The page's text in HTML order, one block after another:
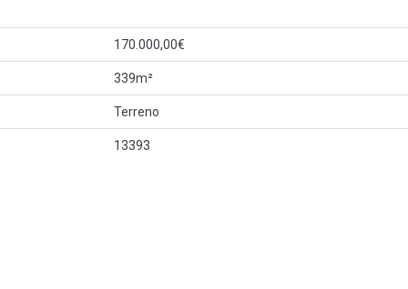
170.000,00€
339m²
Terreno
13393